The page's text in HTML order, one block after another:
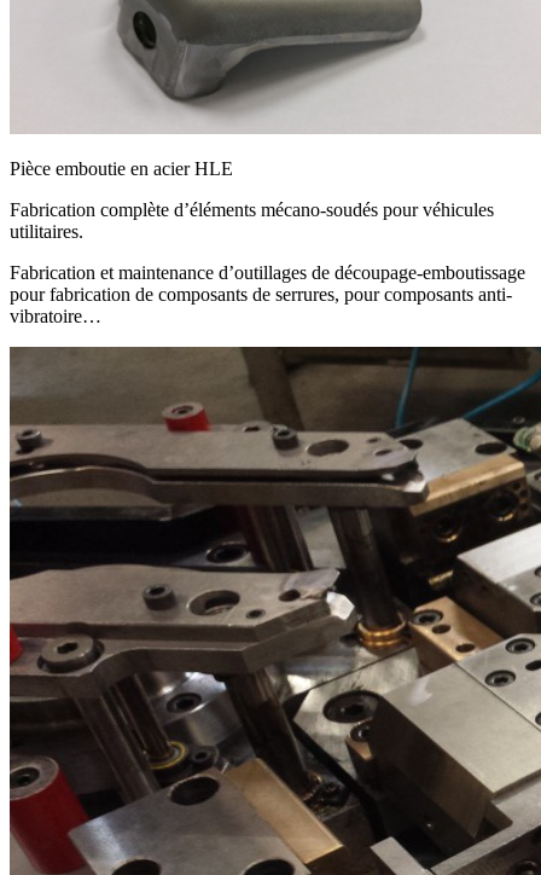
Pièce emboutie en acier HLE
Fabrication complète d’éléments mécano-soudés pour véhicules
utilitaires.
Fabrication et maintenance d’outillages de découpage-emboutissage
pour fabrication de composants de serrures, pour composants anti-
vibratoire…